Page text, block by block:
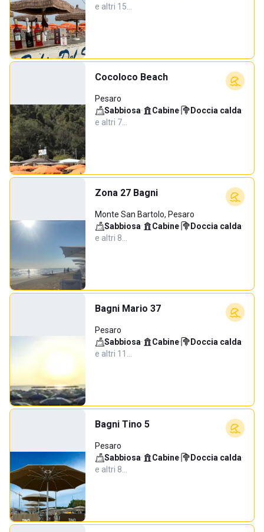
e altri 15…
Cocoloco Beach
Pesaro
Sabbiosa· Cabine· Doccia calda·
e altri 7…
Zona 27 Bagni
Monte San Bartolo, Pesaro
Sabbiosa· Cabine· Doccia calda·
e altri 8…
Bagni Mario 37
Pesaro
Sabbiosa· Cabine· Doccia calda·
e altri 11…
Bagni Tino 5
Pesaro
Sabbiosa· Cabine· Doccia calda·
e altri 8…